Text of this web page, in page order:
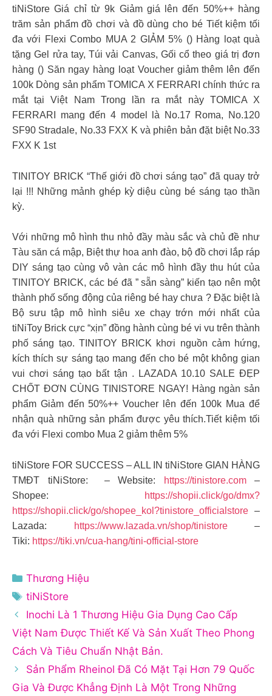
tiNiStore Giá chỉ từ 9k Giảm giá lên đến 50%++ hàng
trăm sản phẩm đồ chơi và đồ dùng cho bé Tiết kiệm tối
đa với Flexi Combo MUA 2 GIẢM 5% () Hàng loạt quà
tặng Gel rửa tay, Túi vải Canvas, Gối cổ theo giá trị đơn
hàng () Săn ngay hàng loạt Voucher giảm thêm lên đến
100k Dòng sản phẩm TOMICA X FERRARI chính thức ra
mắt tại Việt Nam Trong lần ra mắt này TOMICA X
FERRARI mang đến 4 model là No.17 Roma, No.120
SF90 Stradale, No.33 FXX K và phiên bản đặt biệt No.33
FXX K 1st
️TINITOY BRICK “Thế giới đồ chơi sáng tạo” đã quay trở
lại !!! Những mảnh ghép kỳ diệu cùng bé sáng tạo thần
kỳ.
Với những mô hình thu nhỏ đầy màu sắc và chủ đề như
Tàu săn cá mập, Biệt thự hoa anh đào, bộ đồ chơi lắp ráp
DIY sáng tạo cùng vô vàn các mô hình đầy thu hút của
TINITOY BRICK, các bé đã ” sẵn sàng” kiến tạo nên một
thành phố sống động của riêng bé hay chưa ?​ Đặc biệt là
Bộ sưu tập mô hình siêu xe chạy trớn mới nhất của
tiNiToy Brick cực “xịn” đồng hành cùng bé vi vu trên thành
phố sáng tạo.​ TINITOY BRICK khơi nguồn cảm hứng,
kích thích sự sáng tạo mang đến cho bé một không gian
vui chơi sáng tạo bất tận . LAZADA 10.10 SALE ĐẸP
CHỐT ĐƠN CÙNG TINISTORE NGAY! Hàng ngàn sản
phẩm Giảm đến 50%++ Voucher lên đến 100k Mua để
nhận quà những sản phẩm được yêu thích.Tiết kiệm tối
đa với Flexi combo Mua 2 giảm thêm 5%
tiNiStore FOR SUCCESS – ALL IN tiNiStore GIAN HÀNG
TMĐT tiNiStore: – Website:
https://tinistore.com–
Shopee:
https://shopii.click/go/dmx?
https://shopii.click/go/shopee_kol?tinistore_officialstore –
Lazada:
https://www.lazada.vn/shop/tinistore–
Tiki: https://tiki.vn/cua-hang/tini-official-store
Danh
mục
Thương Hiệu
Thẻ
tiNiStore
Inochi Là 1 Thương Hiệu Gia Dụng Cao Cấp
Việt Nam Được Thiết Kế Và Sản Xuất Theo Phong
Cách Và Tiêu Chuẩn Nhật Bản.
Sản Phẩm Rheinol Đã Có Mặt Tại Hơn 79 Quốc
Gia Và Được Khẳng Định Là Một Trong Những